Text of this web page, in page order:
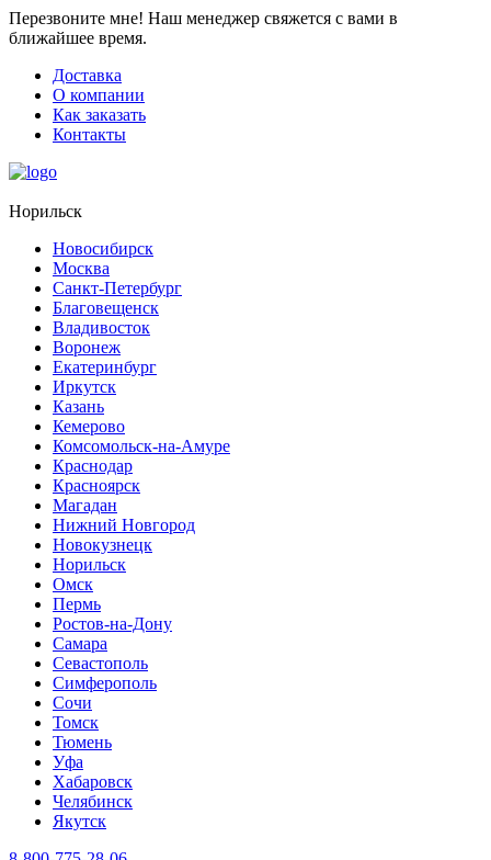
Перезвоните мне! Наш менеджер свяжется с вами в
ближайшее время.
Доставка
О компании
Как заказать
Контакты
Норильск
Новосибирск
Москва
Санкт-Петербург
Благовещенск
Владивосток
Воронеж
Екатеринбург
Иркутск
Казань
Кемерово
Комсомольск-на-Амуре
Краснодар
Красноярск
Магадан
Нижний Новгород
Новокузнецк
Норильск
Омск
Пермь
Ростов-на-Дону
Самара
Севастополь
Симферополь
Сочи
Томск
Тюмень
Уфа
Хабаровск
Челябинск
Якутск